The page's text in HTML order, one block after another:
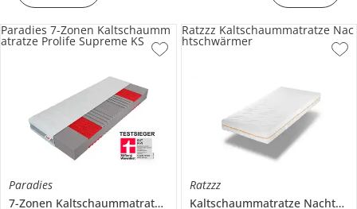
Paradies
7-Zonen Kaltschaummatratze
Prolife Supreme KS
Paradies 7-Zonen Kaltschaumm
atratze Prolife Supreme KS
Ratzzz
Kaltschaummatratze Nachtschwärmer
Ratzzz Kaltschaummatratze Nac
htschwärmer